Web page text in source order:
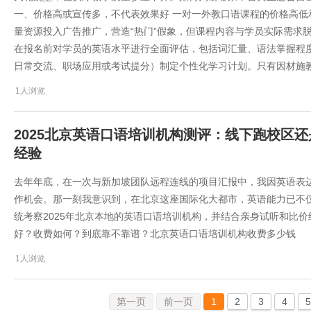
一、价格高或宣传多，不代表效果好 一对一外教口语课程的价格高
量资源投入广告推广，营造“热门”假象，但课程内容与学员实际需
在报名前对学员的英语水平进行全面评估，包括词汇量、语法掌握
日常交流、职场应用或考试提分）制定个性化学习计划。只有因材施
1人浏览
2025北京英语口语培训机构测评：线下跑校区
经验
去年年底，在一次与新加坡团队远程连线的项目汇报中，我因英语
作机会。那一刻我意识到，在北京这座国际化大都市，英语能力已不
统考察2025年北京本地的英语口语培训机构，并结合亲身试听和比
好？收费如何？到底靠不靠谱？ ​​北京英语口语培训机构收费多少钱​​
1人浏览
第一页 前一页 1 2 3 4 5